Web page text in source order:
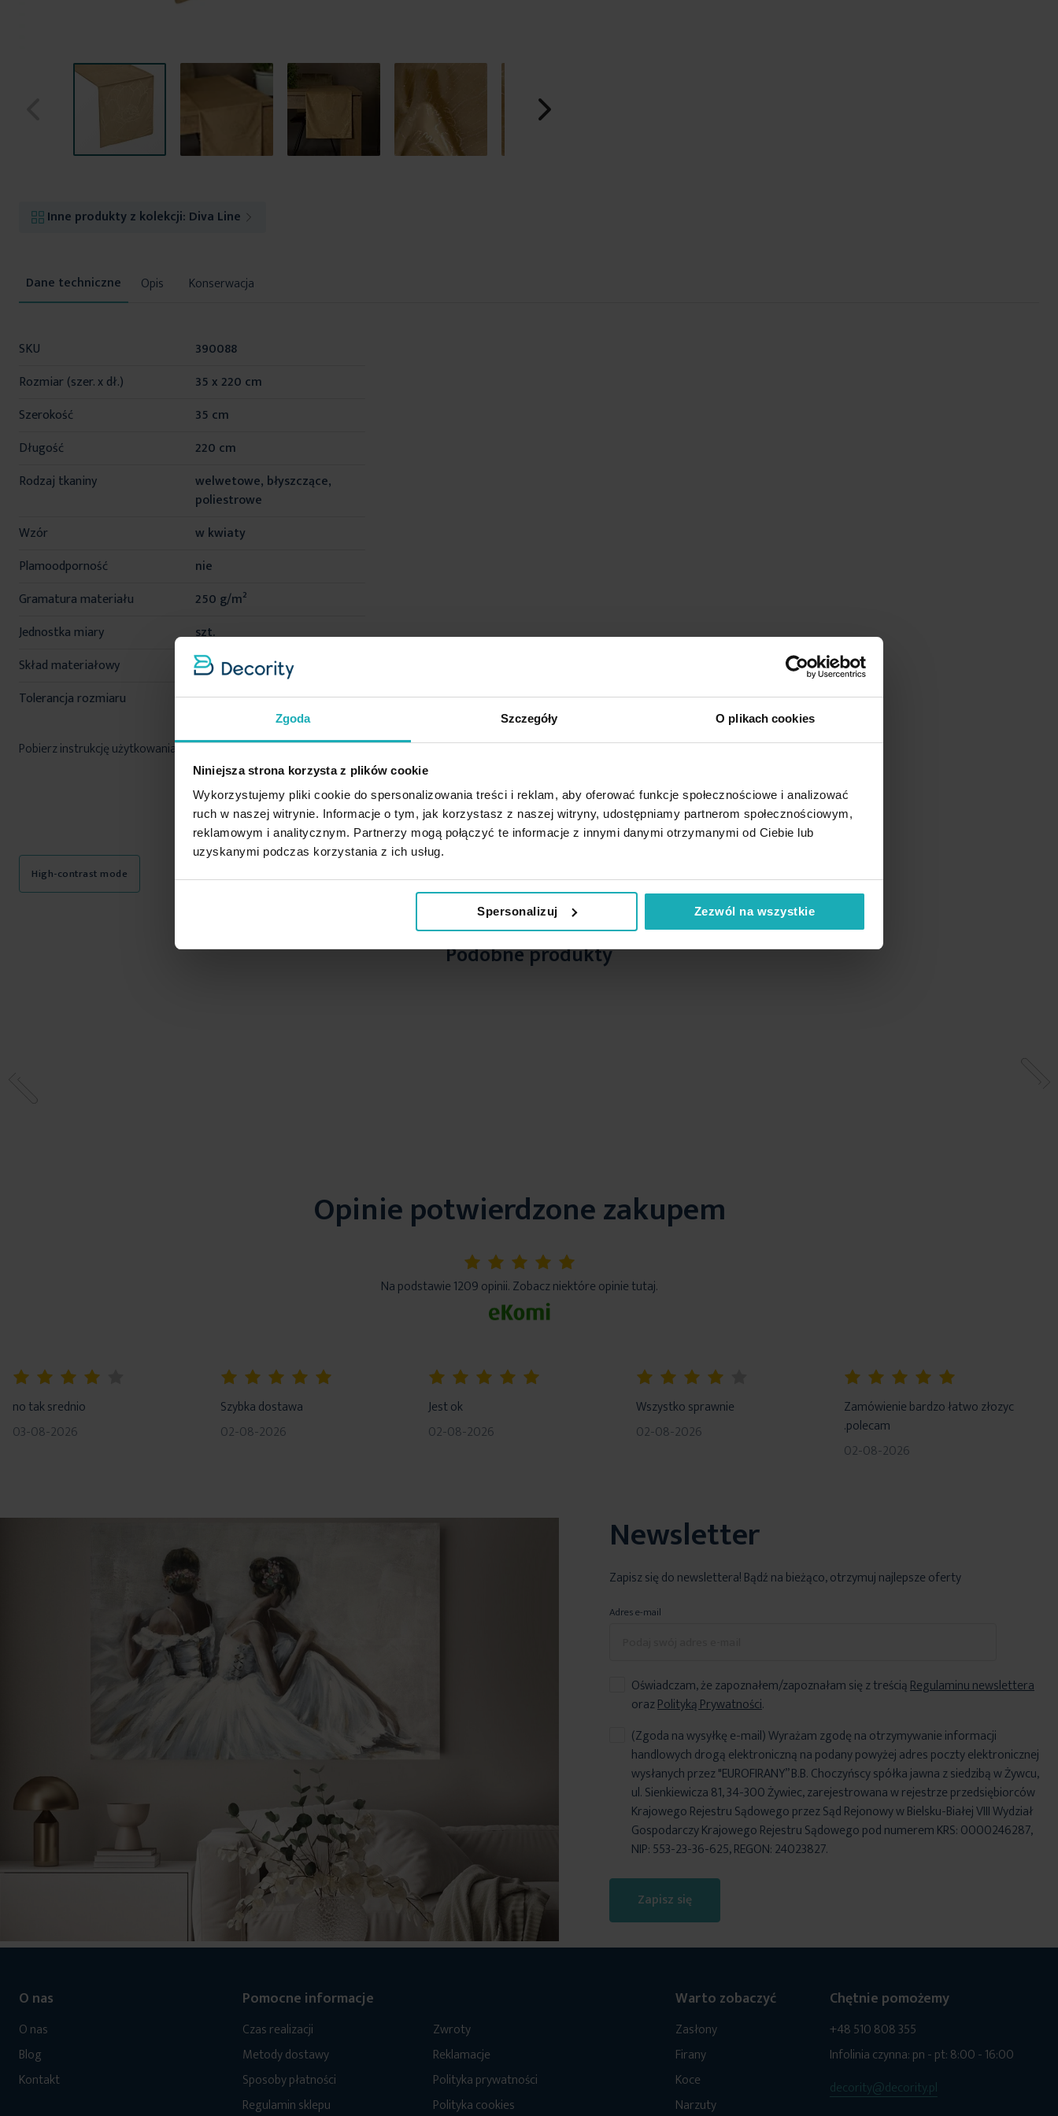
Zgoda Szczegóły O plikach cookies
Niniejsza strona korzysta z plików cookie
Wykorzystujemy pliki cookie do spersonalizowania treści i reklam, aby oferować funkcje społecznościowe i analizować
ruch w naszej witrynie. Informacje o tym, jak korzystasz z naszej witryny, udostępniamy partnerom społecznościowym,
reklamowym i analitycznym. Partnerzy mogą połączyć te informacje z innymi danymi otrzymanymi od Ciebie lub
uzyskanymi podczas korzystania z ich usług.
Spersonalizuj Zezwól na wszystkie
początek
galerii Inne produkty z kolekcji: Diva Line
Opis Konserwacja
Więcej
SKU
390088
Rozmiar (szer. x dł.)
35 x 220 cm
Szerokość
35 cm
Długość
220 cm
Rodzaj tkaniny
welwetowe, błyszczące,
poliestrowe
Wzór
w kwiaty
Plamoodporność
nie
Gramatura materiału
250 g/m²
Jednostka miary
szt.
Skład materiałowy
100% poliester
Tolerancja rozmiaru
3%
Pobierz instrukcję użytkowania i bezpieczeństwa produktu
High-contrast mode
Podobne produkty
Opinie potwierdzone zakupem
5%
Na podstawie 1209 opinii. Zobacz niektóre opinie tutaj.
no tak srednio
03-08-2026
Szybka dostawa
02-08-2026
Jest ok
02-08-2026
Wszystko sprawnie
02-08-2026
Zamówienie bardzo łatwo złozyc
.polecam
02-08-2026
Newsletter
Zapisz się do newslettera! Bądź na bieżąco, otrzymuj najlepsze oferty
Adres e-mail
Oświadczam, że zapoznałem/zapoznałam się z treściąRegulaminu newslettera
orazPolityką Prywatności.
Zapisz się
(Zgoda na wysyłkę e-mail) Wyrażam zgodę na otrzymywanie informacji
handlowych drogą elektroniczną na podany powyżej adres poczty elektronicznej
wysłanych przez "EUROFIRANY” B.B. Choczyńscy spółka jawna z siedzibą w Żywcu,
ul. Sienkiewicza 81, 34-300 Żywiec, zarejestrowana w rejestrze przedsiębiorców
Krajowego Rejestru Sądowego przez Sąd Rejonowy w Bielsku-Białej VIII Wydział
Gospodarczy Krajowego Rejestru Sądowego pod numerem KRS: 0000246287,
NIP: 553-23-36-625, REGON: 24023827.
O nas
O nas
Blog
Kontakt
Pomocne informacje
Czas realizacji
Metody dostawy
Sposoby płatności
Regulamin sklepu
Zwroty
Reklamacje
Polityka prywatności
Polityka cookies
Warto zobaczyć
Zasłony
Firany
Koce
Narzuty
Chętnie pomożemy
+48 510 808 355
Infolinia czynna: pn - pt: 8:00 - 16:00
decority@decority.pl